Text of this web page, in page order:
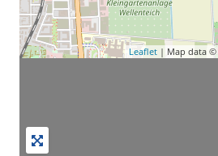
Leaflet | Map data ©